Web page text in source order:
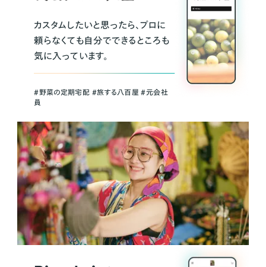
カスタムしたいと思ったら、プロに
頼らなくても自分でできるところも
気に入っています。
＃野菜の定期宅配 ＃旅する八百屋 ＃元会社
員